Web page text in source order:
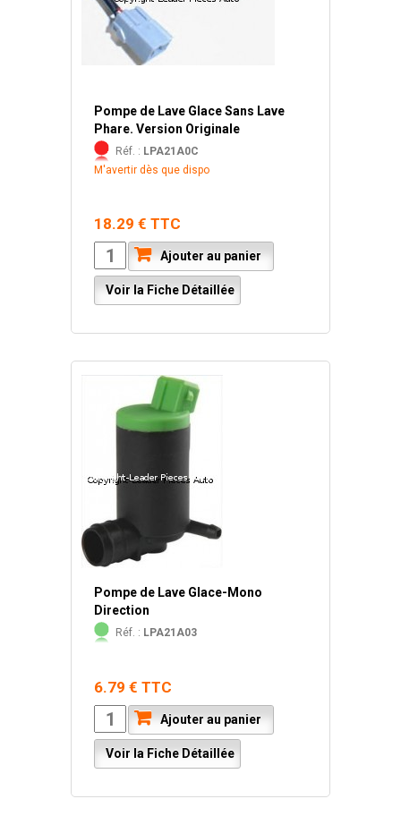
Pompe de Lave Glace Sans Lave
Phare. Version Originale
Réf. : LPA21A0C
M'avertir dès que dispo
18.29 € TTC
Ajouter au panier
Voir la Fiche Détaillée
Pompe de Lave Glace-Mono
Direction
Réf. : LPA21A03
6.79 € TTC
Ajouter au panier
Voir la Fiche Détaillée